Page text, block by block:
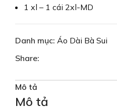
1 xl – 1 cái 2xl-MD
Danh mục: Áo Dài Bà Sui
Share:
Mô tả
Mô tả